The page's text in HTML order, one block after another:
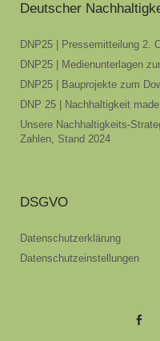
Deutscher
DNP25 | Pressemitteilung 2.
DNP25 | Medienunterlagen
DNP25 | Bauprojekte zum
DNP 25 | Nachhaltigkeit
Unsere Nachhaltigkeits-
Zahlen, Stand 2024
DSGVO
Datenschutzerklärung
Datenschutzeinstellungen